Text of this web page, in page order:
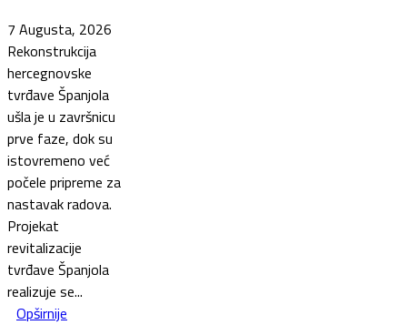
7 Augusta, 2026
Rekonstrukcija
hercegnovske
tvrđave Španjola
ušla je u završnicu
prve faze, dok su
istovremeno već
počele pripreme za
nastavak radova.
Projekat
revitalizacije
tvrđave Španjola
realizuje se...
Opširnije